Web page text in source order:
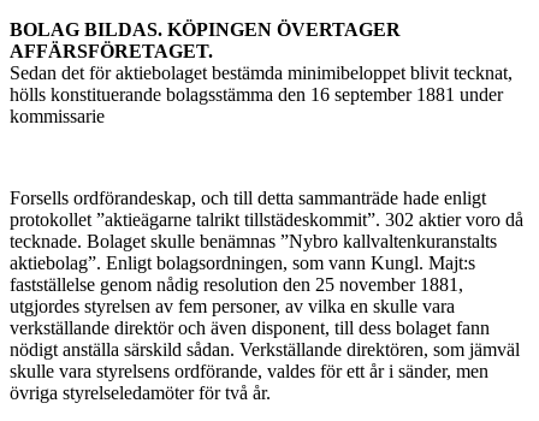
BOLAG BILDAS. KÖPINGEN ÖVERTAGER
AFFÄRSFÖRETAGET.
Sedan det för aktiebolaget bestämda minimibeloppet blivit tecknat,
hölls konstituerande bolagsstämma den 16 september 1881 under
kommissarie
Forsells ordförandeskap, och till detta sammanträde hade enligt
protokollet ”aktieägarne talrikt tillstädeskommit”. 302 aktier voro då
tecknade. Bolaget skulle benämnas ”Nybro kallvaltenkuranstalts
aktiebolag”. Enligt bolagsordningen, som vann Kungl. Majt:s
fastställelse genom nådig resolution den 25 november 1881,
utgjordes styrelsen av fem personer, av vilka en skulle vara
verkställande direktör och även disponent, till dess bolaget fann
nödigt anställa särskild sådan. Verkställande direktören, som jämväl
skulle vara styrelsens ordförande, valdes för ett år i sänder, men
övriga styrelseledamöter för två år.